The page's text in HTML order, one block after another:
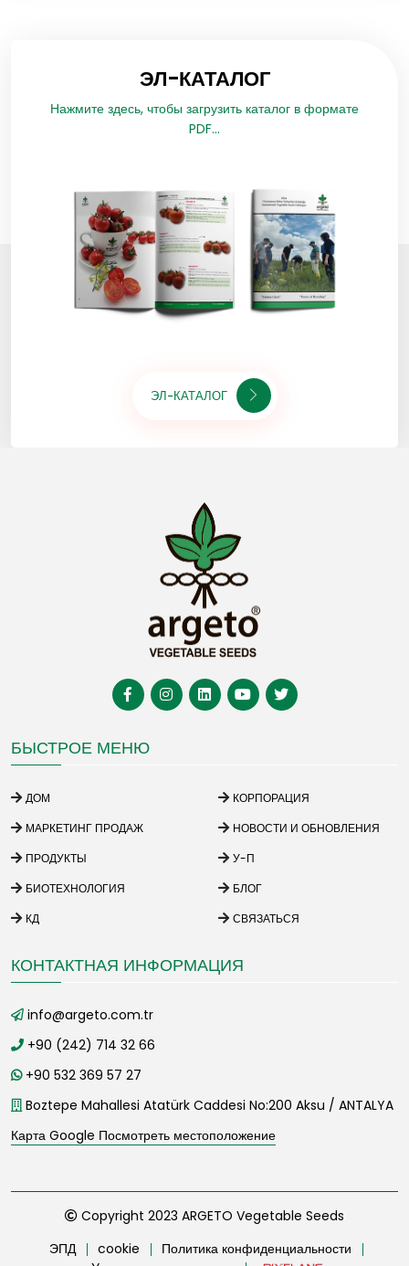
ЭЛ-КАТАЛОГ
Нажмите здесь, чтобы загрузить каталог в формате
PDF...
ЭЛ-КАТАЛОГ
БЫСТРОЕ МЕНЮ
ДОМ
КОРПОРАЦИЯ
МАРКЕТИНГ ПРОДАЖ
НОВОСТИ И ОБНОВЛЕНИЯ
ПРОДУКТЫ
У-П
БИОТЕХНОЛОГИЯ
БЛОГ
КД
СВЯЗАТЬСЯ
КОНТАКТНАЯ ИНФОРМАЦИЯ
info@argeto.com.tr
+90 (242) 714 32 66
+90 532 369 57 27
Boztepe Mahallesi Atatürk Caddesi No:200 Aksu / ANTALYA
Карта Google Посмотреть местоположение
Copyright 2023 ARGETO Vegetable Seeds
ЭПД
cookie
Политика конфиденциальности